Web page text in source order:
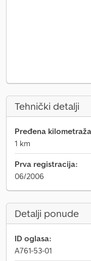
Tehnički detalji
Pređena
1 km
Prva registracija:
06/2006
Detalji ponude
ID oglasa:
A761-53-01